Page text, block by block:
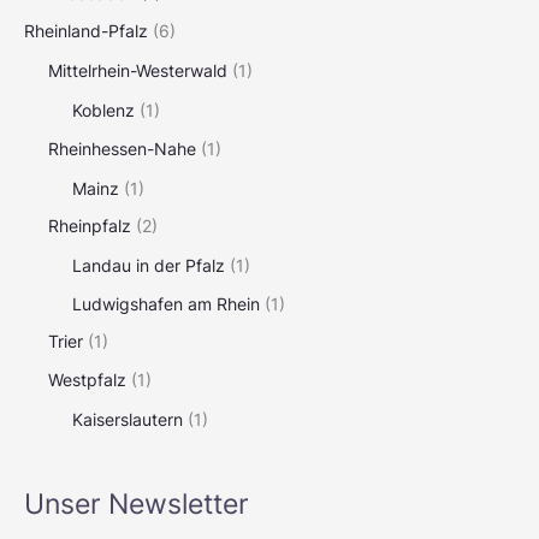
Rheinland-Pfalz (6)
Mittelrhein-Westerwald (1)
Koblenz (1)
Rheinhessen-Nahe (1)
Mainz (1)
Rheinpfalz (2)
Landau in der Pfalz (1)
Ludwigshafen am Rhein (1)
Trier (1)
Westpfalz (1)
Kaiserslautern (1)
Unser Newsletter